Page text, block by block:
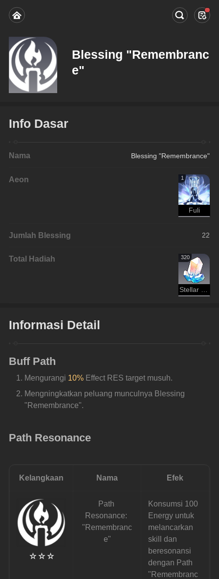
Blessing "Remembranc
e"
Info Dasar
Nama Blessing "Remembrance"
Aeon 1
Fuli
Jumlah Blessing 22
Total Hadiah 320
Informasi Detail
Buff Path
Mengurangi 10% Effect RES target musuh.
Mengningkatkan peluang munculnya Blessing
"Remembrance".
Path Resonance
Kelangkaan Nama Efek
☆ ☆ ☆
Path
Resonance:
"Remembranc
e"
Konsumsi 100
Energy untuk
melancarkan
skill dan
beresonansi
dengan Path
"Remembranc